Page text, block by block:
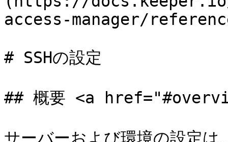
access-manager/
# SSHの設定
## 概要 <a
サーバーおよび環境の設定